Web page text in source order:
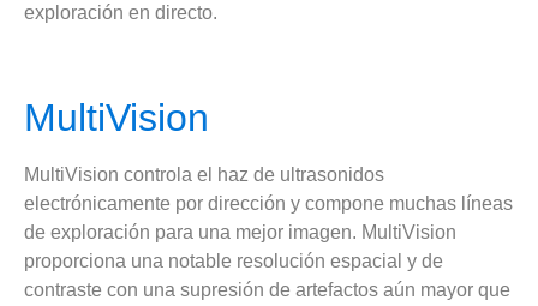
exploración en directo.
MultiVision
MultiVision controla el haz de ultrasonidos
electrónicamente por dirección y compone muchas líneas
de exploración para una mejor imagen. MultiVision
proporciona una notable resolución espacial y de
contraste con una supresión de artefactos aún mayor que